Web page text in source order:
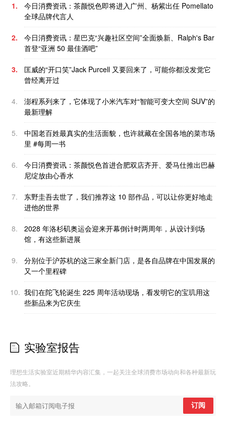
1.
今日消费资讯：茶颜悦色即将进入广州、杨紫出任 Pomellato
全球品牌代言人
2.
今日消费资讯：星巴克“兴趣社区空间”全面焕新、Ralph's Bar
首登“亚洲 50 最佳酒吧”
3.
匡威的“开口笑”Jack Purcell 又要回来了，可能你都没发觉它
曾经离开过
4.
澎程系列来了，它体现了小米汽车对“智能可变大空间 SUV”的
最新理解
5.
中国老百姓最真实的生活面貌，也许就藏在全国各地的菜市场
里 #每周一书
6.
今日消费资讯：茶颜悦色首进合肥双店齐开、爱马仕推出巴赫
尼绽放由心香水
7.
东野圭吾去世了，我们推荐这 10 部作品，可以让你更好地走
进他的世界
8.
2028 年洛杉矶奥运会迎来开幕倒计时两周年，从设计到场
馆，有这些新进展
9.
分别位于沪苏杭的这三家全新门店，是各自品牌在中国发展的
又一个里程碑
10. 我们在陀飞轮诞生 225 周年活动现场，看发明它的宝玑用这
些新品来为它庆生
实验室报告
理想生活实验室近期精华内容汇集，一起关注全球消费市场动向和各种最新玩
法攻略。